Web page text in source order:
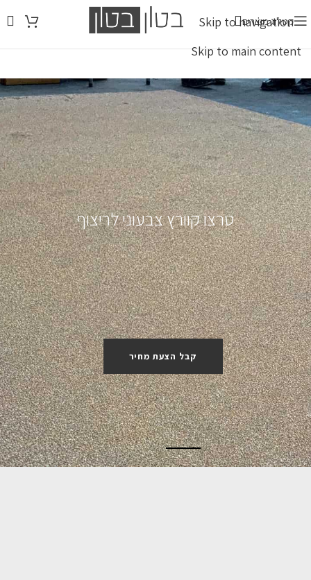
Skip to navigation
Skip to main content
קטלוג מוצרים
טרצו קוורץ צבעוני לריצוף
קבל הצעת מחיר